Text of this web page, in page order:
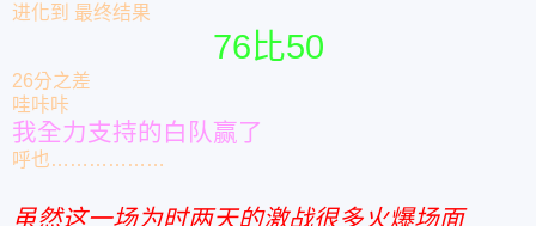
进化到 最终结果
76比50
26分之差
哇咔咔
我全力支持的白队赢了
呼也………………
虽然这一场为时两天的激战很多火爆场面